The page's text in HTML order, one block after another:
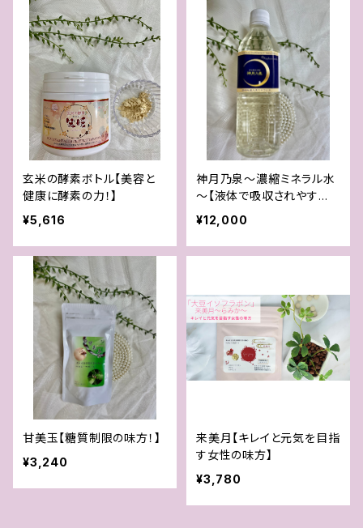
玄米の酵素ボトル【美容と
健康に酵素の力！】
¥5,616
神月乃泉～濃縮ミネラル水
～【液体で吸収されやす
い！】
¥12,000
甘美玉【糖質制限の味方！】
¥3,240
来美月【キレイと元気を目指
す女性の味方】
¥3,780